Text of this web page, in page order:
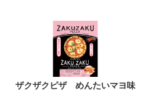
ザクザクピザ めんたいマヨ味